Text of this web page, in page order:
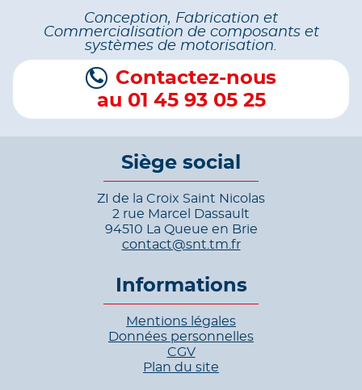
Conception, Fabrication et
Commercialisation de composants et
systèmes de motorisation.
Contactez-nous
au 01 45 93 05 25
Siège social
ZI de la Croix Saint Nicolas
2 rue Marcel Dassault
94510 La Queue en Brie
contact@snt.tm.fr
Informations
Mentions légales
Données personnelles
CGV
Plan du site